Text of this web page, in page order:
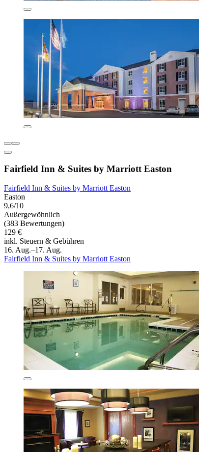
Fairfield Inn & Suites by Marriott Easton
Fairfield Inn & Suites by Marriott Easton
Easton
9,6/10
Außergewöhnlich
(383 Bewertungen)
129 €
inkl. Steuern & Gebühren
16. Aug.–17. Aug.
Fairfield Inn & Suites by Marriott Easton